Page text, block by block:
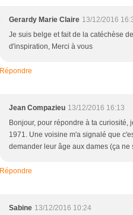
Gerardy Marie Claire 13/12/2016
Je suis belge et fait de la catéchèse
d'inspiration, Merci à vous
Répondre
Jean Compazieu 13/12/2016 16:13
Bonjour, pour répondre à ta
1971. Une voisine m'a signalé que
demander leur âge aux dames (ça ne
Répondre
Sabine 13/12/2016 10:24